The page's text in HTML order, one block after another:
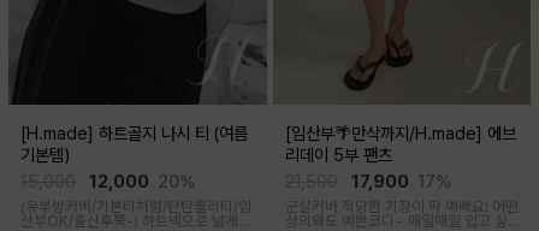
[H.made] 하트골지 나시 티 (여름
기본템)
12,000 20%
(유부방커버/기본티처럼/탄탄퀄리티/임
산부OK/출산후쭉-) 하트넥으로 넓게
[임산부🌴만삭까지/H.made] 에브
리데이 5부 팬츠
17,900 17%
군살커버 적당한 기장이 딱 예뻐요! 어떤
상의와도 예쁜코디~ 매일매일 입고 싶